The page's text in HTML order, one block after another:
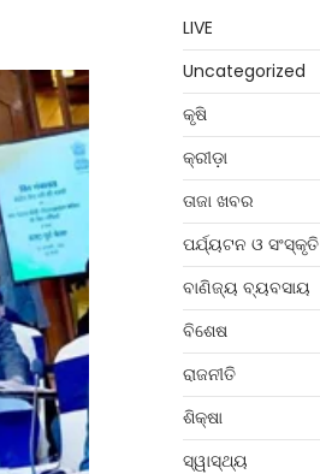
LIVE
Uncategorized
କୃଷି
କ୍ରୀଡ଼ା
ତାଜା ଖବର
ପର୍ଯ୍ୟଟନ ଓ ସଂସ୍କୃତି
ବାଣିଜ୍ୟ ବ୍ୟବସାୟ
ବିଶେଷ
ରାଜନୀତି
ଶିକ୍ଷା
ସ୍ୱାସ୍ଥ୍ୟ